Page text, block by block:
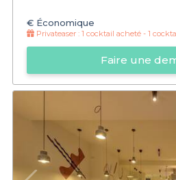
€ Économique
Privateaser : 1 cocktail acheté - 1
Faire une